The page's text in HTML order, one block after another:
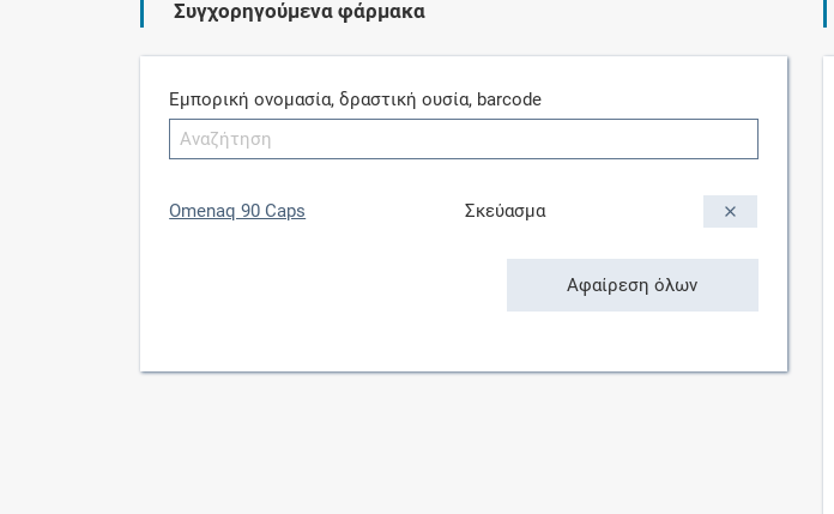
Συνδρομές
Μάθετε περισσότερα για τα
προγραμμάτων
Ενδείξεις και αγωγές
Συγχορηγούμενα φάρμακα
Εμπορική ονομασία, δραστική ουσία, barcode
Omenaq 90 Caps Σκεύασμα
Αφαίρεση όλων